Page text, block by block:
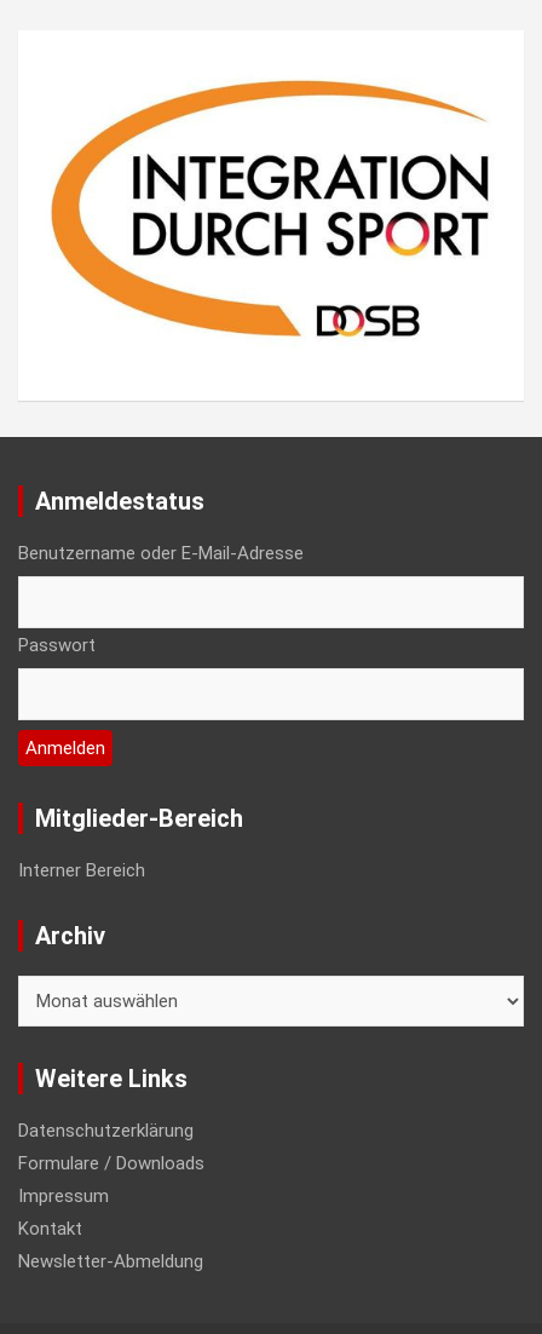
Anmeldestatus
Benutzername oder E-Mail-Adresse
Passwort
Mitglieder-Bereich
Interner Bereich
Archiv
Weitere Links
Datenschutzerklärung
Formulare / Downloads
Impressum
Kontakt
Newsletter-Abmeldung